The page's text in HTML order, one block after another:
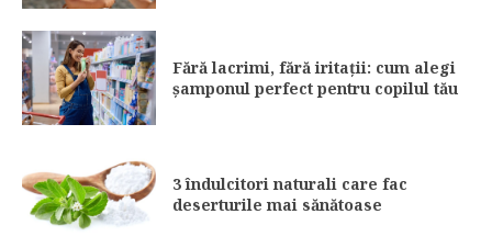
Fără lacrimi, fără iritații: cum alegi
șamponul perfect pentru copilul tău
3 îndulcitori naturali care fac
deserturile mai sănătoase